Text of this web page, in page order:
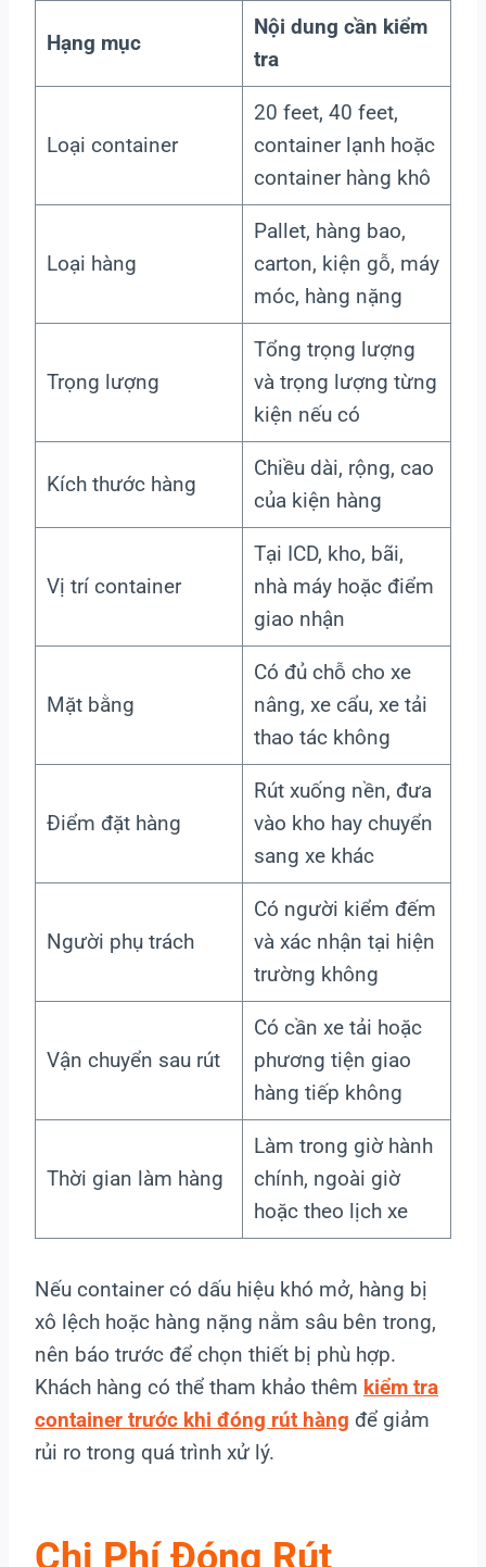
Hạng mục
Nội dung cần kiểm
tra
Loại container
20 feet, 40 feet,
container lạnh hoặc
container hàng khô
Loại hàng
Pallet, hàng bao,
carton, kiện gỗ, máy
móc, hàng nặng
Trọng lượng
Tổng trọng lượng
và trọng lượng từng
kiện nếu có
Kích thước hàng
Chiều dài, rộng, cao
của kiện hàng
Vị trí container
Tại ICD, kho, bãi,
nhà máy hoặc điểm
giao nhận
Mặt bằng
Có đủ chỗ cho xe
nâng, xe cẩu, xe tải
thao tác không
Điểm đặt hàng
Rút xuống nền, đưa
vào kho hay chuyển
sang xe khác
Người phụ trách
Có người kiểm đếm
và xác nhận tại hiện
trường không
Vận chuyển sau rút
Có cần xe tải hoặc
phương tiện giao
hàng tiếp không
Thời gian làm hàng
Làm trong giờ hành
chính, ngoài giờ
hoặc theo lịch xe
Nếu container có dấu hiệu khó mở, hàng bị
xô lệch hoặc hàng nặng nằm sâu bên trong,
nên báo trước để chọn thiết bị phù hợp.
Khách hàng có thể tham khảo thêm kiểm tra
container trước khi đóng rút hàng để giảm
rủi ro trong quá trình xử lý.
Chi Phí Đóng Rút